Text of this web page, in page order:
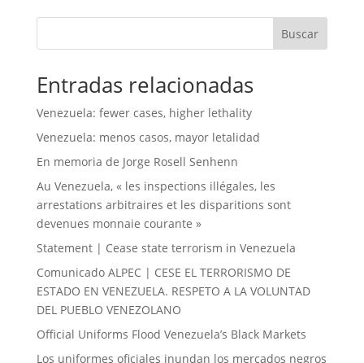
Buscar
Entradas relacionadas
Venezuela: fewer cases, higher lethality
Venezuela: menos casos, mayor letalidad
En memoria de Jorge Rosell Senhenn
Au Venezuela, « les inspections illégales, les
arrestations arbitraires et les disparitions sont
devenues monnaie courante »
Statement | Cease state terrorism in Venezuela
Comunicado ALPEC | CESE EL TERRORISMO DE
ESTADO EN VENEZUELA. RESPETO A LA VOLUNTAD
DEL PUEBLO VENEZOLANO
Official Uniforms Flood Venezuela’s Black Markets
Los uniformes oficiales inundan los mercados negros